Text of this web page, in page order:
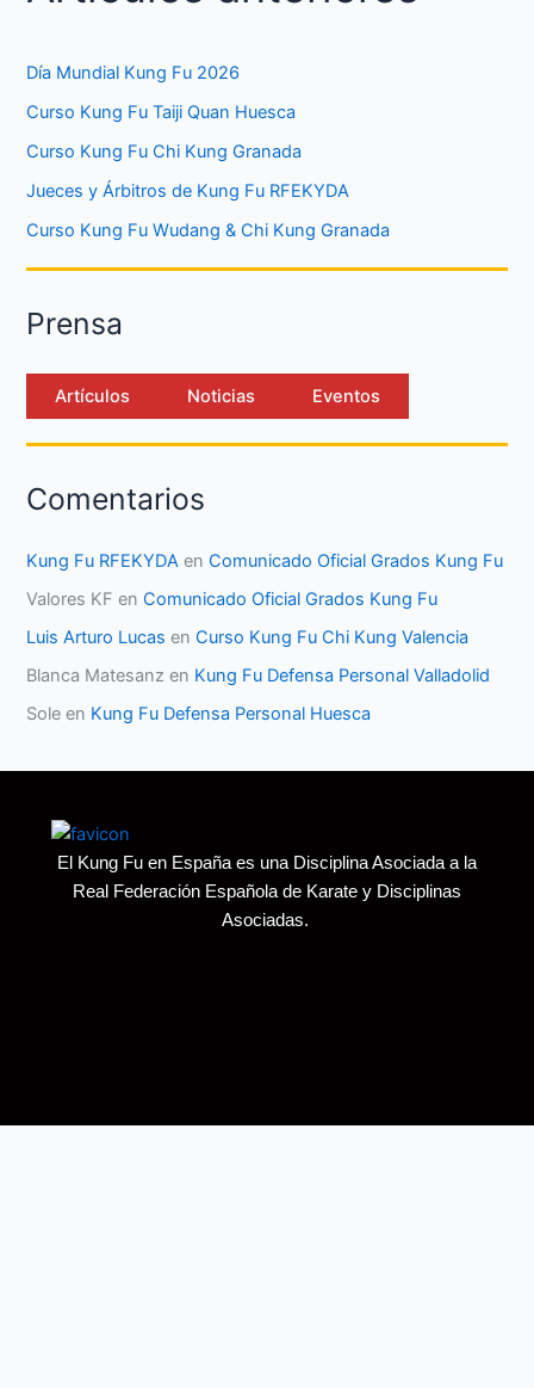
Día Mundial Kung Fu 2026
Curso Kung Fu Taiji Quan Huesca
Curso Kung Fu Chi Kung Granada
Jueces y Árbitros de Kung Fu RFEKYDA
Curso Kung Fu Wudang & Chi Kung Granada
Prensa
Artículos Noticias Eventos
Comentarios
Kung Fu RFEKYDA enComunicado Oficial Grados Kung Fu
Valores KF enComunicado Oficial Grados Kung Fu
Luis Arturo Lucas enCurso Kung Fu Chi Kung Valencia
Blanca Matesanz en Kung Fu Defensa Personal Valladolid
Sole en Kung Fu Defensa Personal Huesca
El Kung Fu en España es una Disciplina Asociada a la
Real Federación Española de Karate y Disciplinas
Asociadas.